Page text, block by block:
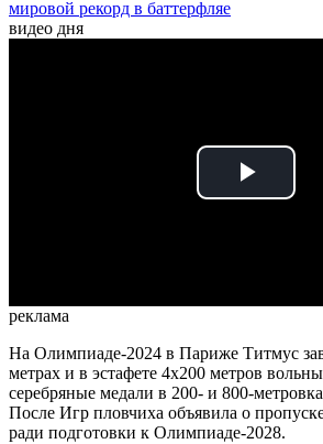
мировой рекорд в баттерфляе
видео дня
Play
реклама
На Олимпиаде-2024 в Париже Титмус
метрах и в эстафете 4x200 метров
серебряные медали в 200- и 800-
После Игр пловчиха объявила о
ради подготовки к Олимпиаде-2028.